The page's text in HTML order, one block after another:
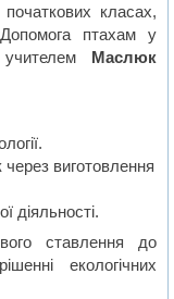
класах,
птахам у
Маслюк
виготовлення
діяльності.
ставлення до
екологічних